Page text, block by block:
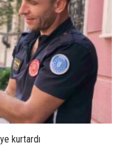
kurtardı